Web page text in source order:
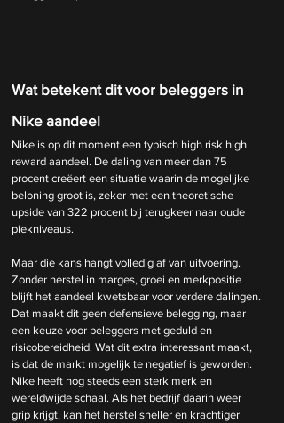
Wat betekent dit voor beleggers in
Nike aandeel
Nike is op dit moment een typisch high risk high
reward aandeel. De daling van meer dan 75
procent creëert een situatie waarin de mogelijke
beloning groot is, zeker met een theoretische
upside van 322 procent bij terugkeer naar oude
piekniveaus.
Maar die kans hangt volledig af van uitvoering.
Zonder herstel in marges, groei en merkpositie
blijft het aandeel kwetsbaar voor verdere dalingen.
Dat maakt dit geen defensieve belegging, maar
een keuze voor beleggers met geduld en
risicobereidheid. Wat dit extra interessant maakt,
is dat de markt mogelijk te negatief is geworden.
Nike heeft nog steeds een sterk merk en
wereldwijde schaal. Als het bedrijf daarin weer
grip krijgt, kan het herstel sneller en krachtiger